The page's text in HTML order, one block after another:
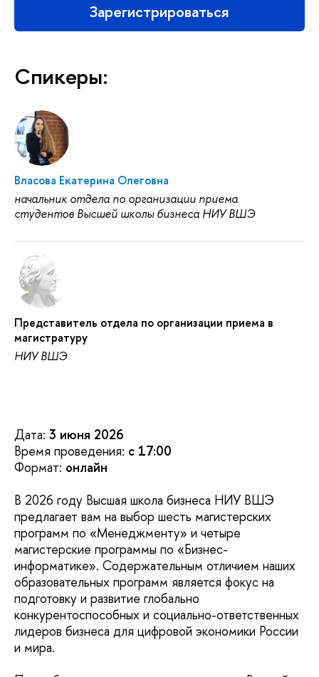
Зарегистрироваться
Спикеры:
Власова Екатерина Олеговна
начальник отдела по организации приема
студентов Высшей школы бизнеса НИУ ВШЭ
Представитель отдела по организации приема в
магистратуру
НИУ ВШЭ
Дата: 3 июня 2026
Время проведения: с 17:00
Формат: онлайн
В 2026 году Высшая школа бизнеса НИУ ВШЭ
предлагает вам на выбор шесть магистерских
программ по «Менеджменту» и четыре
магистерские программы по «Бизнес-
информатике». Содержательным отличием наших
образовательных программ является фокус на
подготовку и развитие глобально
конкурентоспособных и социально-ответственных
лидеров бизнеса для цифровой экономики России
и мира.